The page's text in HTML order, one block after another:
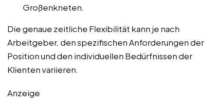
Großenkneten.
Die genaue zeitliche Flexibilität kann je nach
Arbeitgeber, den spezifischen Anforderungen der
Position und den individuellen Bedürfnissen der
Klienten variieren.
Anzeige